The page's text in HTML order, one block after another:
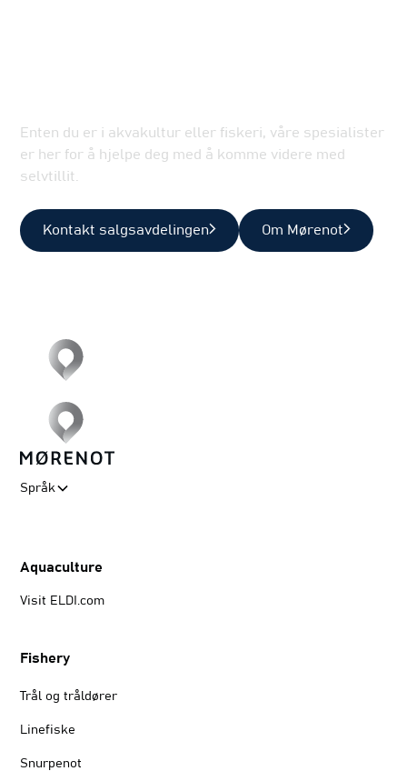
Enten du er i akvakultur eller fiskeri, våre spesialister
er her for å hjelpe deg med å komme videre med
selvtillit.
Kontakt salgsavdelingen Om Mørenot
Språk
Aquaculture
Visit ELDI.com
Fishery
Trål og tråldører
Linefiske
Snurpenot